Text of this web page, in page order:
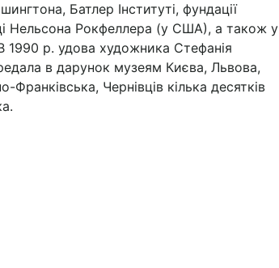
Батлер Інституті, фундації
Нельсона Рокфеллера (у США), а також у
1990 р. удова художника Стефанія
в дарунок музеям Києва, Львова,
Франківська, Чернівців кілька десятків